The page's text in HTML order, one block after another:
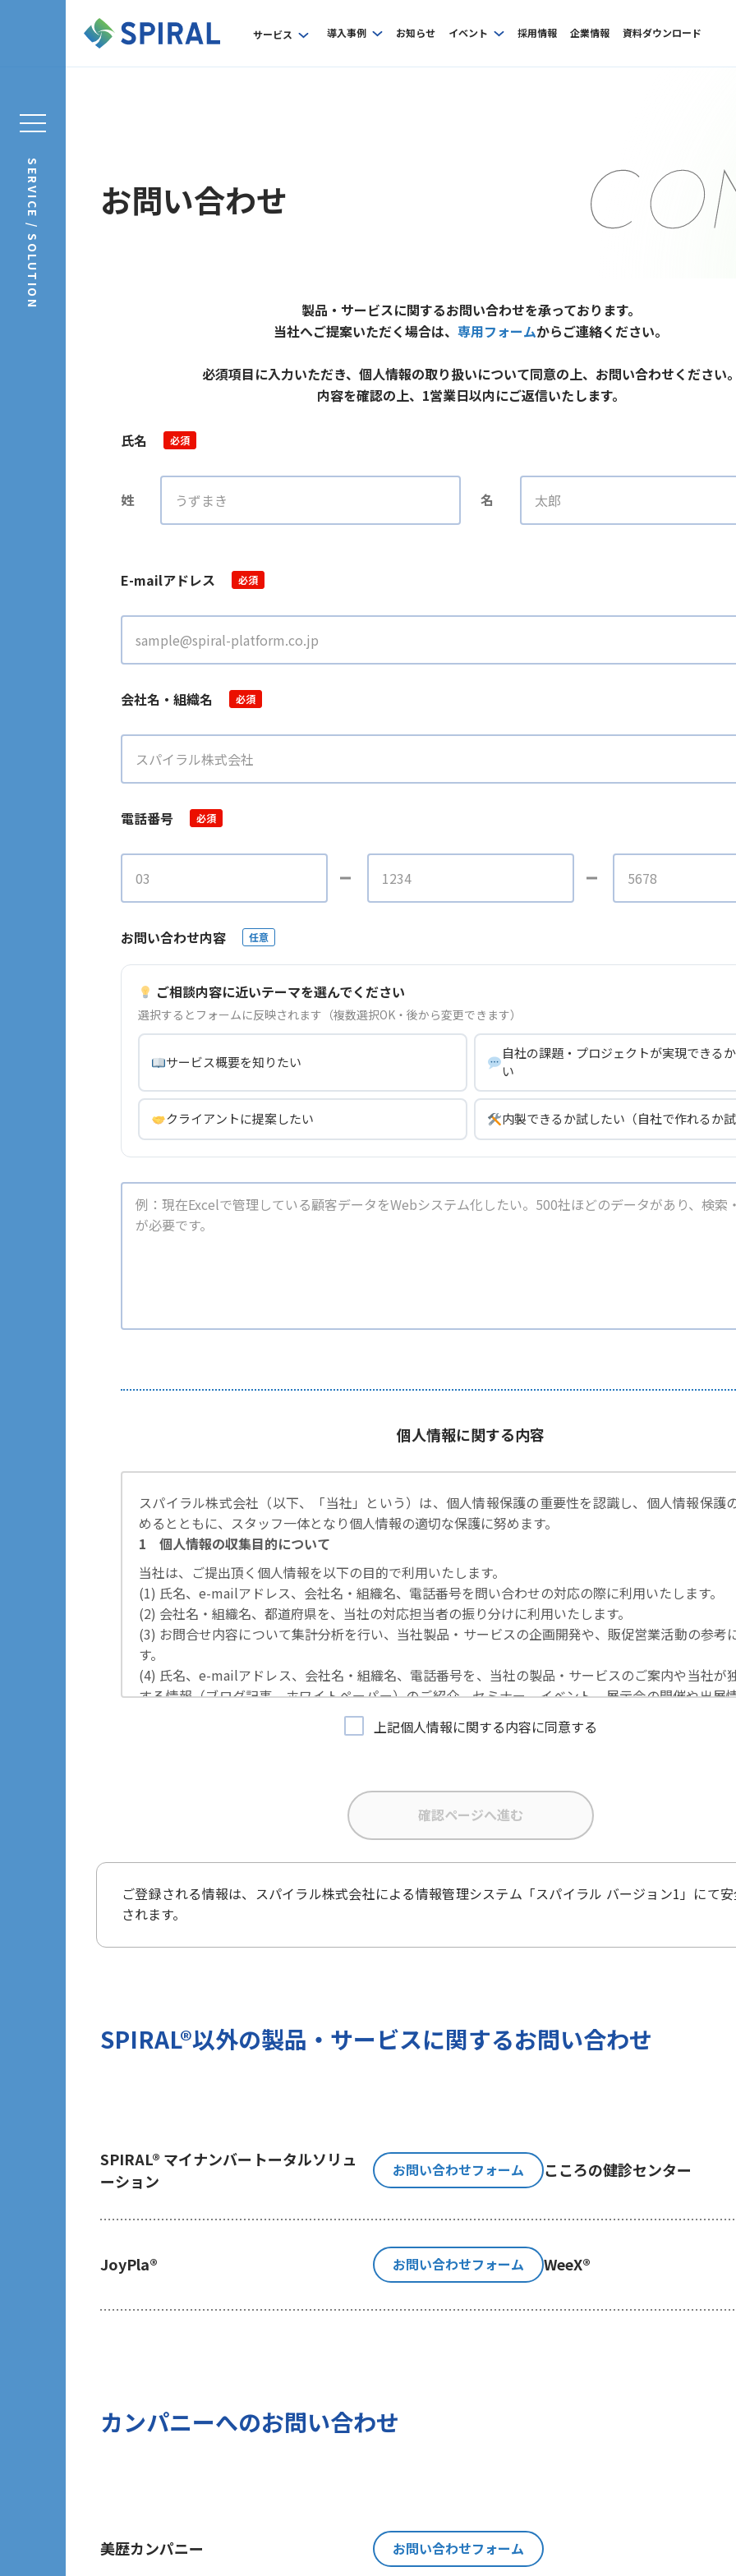
サービス 導入事例 お知らせ イベント 採用情報 企業情報 資料ダウンロード
SERVICE / SOLUTION お問い合わせ
製品・サービスに関するお問い合わせを承っております。
当社へご提案いただく場合は、 専用フォームからご連絡ください。
必須項目に入力いただき、個人情報の取り扱いについて同意の上、お問い合わせください
内容を確認の上、1営業日以内にご返信いたします。
氏名 必須
姓 名
E-mailアドレス 必須
会社名・組織名 必須
電話番号 必須
お問い合わせ内容 任意
ご相談内容に近いテーマを選んでください
選択するとフォームに反映されます（複数選択OK・後から変更できます）
サービス概要を知りたい
自社の課題・プロジェクトが実現できる
い
クライアントに提案したい 内製できるか試したい（自社で作れるか
個人情報に関する内容
スパイラル株式会社（以下、「当社」という）は、個人情報保護の重要性を認識し、個人情報保護
めるとともに、スタッフ一体となり個人情報の適切な保護に努めます。
1 個人情報の収集目的について
当社は、ご提出頂く個人情報を以下の目的で利用いたします。
(1) 氏名、e-mailアドレス、会社名・組織名、電話番号を問い合わせの対応の際に利用いたします。
(2) 会社名・組織名、都道府県を、当社の対応担当者の振り分けに利用いたします。
(3) お問合せ内容について集計分析を行い、当社製品・サービスの企画開発や、販促営業活動の参考
す。
(4) 氏名、e-mailアドレス、会社名・組織名、電話番号を、当社の製品・サービスのご案内や当社が
する情報（ブログ記事、ホワイトペーパー）のご紹介、セミナー、イベント、展示会の開催や出展
その他の目的では使用致しません。
ご提出頂く個人情報は、当社にて正確な状態に保ち、不正アクセス、紛失・破壊・改ざんおよび漏
また、EEA（欧州経済領域）域内所在者の個人データを日本を含む域外へ移転する場合、当社は、
3 個人情報の第三者提供について
当社は法令で定められる場合を除き、ご提出いただく個人情報を、貴方の同意なく第三者に提供す
ざいません。
づけ、お客様の興味関心に沿った当社サービスに関する広告の配信を行うことを目的としており、
5 個人情報の保存期間について
当社は、貴方の同意を得た収集目的に必要な期間に限り貴方の個人情報を保存します。
及び第三者への提供の停止（以下「開示等」といいます。）を請求することができます。貴方ご自身
の開示等を請求される場合は、後述の消費者相談・苦情窓口にご連絡をお願いいたします。なお、
7 個人情報の処理に関する権利について
(4)同意を撤回する権利
に発信する情報（ブログ記事、ホワイトペーパー）のご紹介、セミナー、イベント、展示会の開催
のご提供ができないことをご了承下さい。
上記個人情報に関する内容に同意する
ご登録される情報は、 スパイラル株式会社による情報管理システム「スパイラル バージョン1」 にて
されます。
SPIRAL®以外の製品・サービスに関するお問い合わせ
SPIRAL® マイナンバートータルソリュ
ーション
お問い合わせフォーム こころの健診センター
JoyPla® お問い合わせフォーム WeeX®
カンパニーへのお問い合わせ
美歴カンパニー お問い合わせフォーム